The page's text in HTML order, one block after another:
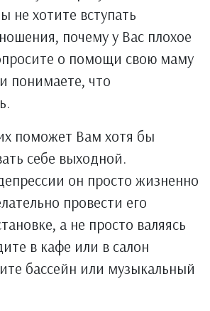
не хотите вступать
почему у Вас плохое
о помощи свою маму
понимаете, что
поможет Вам хотя бы
себе выходной.
он просто жизненно
провести его
а не просто валяясь
в кафе или в салон
бассейн или музыкальный